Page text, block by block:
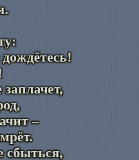
–
сбыться,